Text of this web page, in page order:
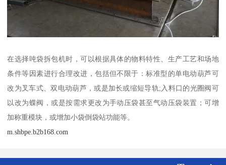
在选择吨袋拆包机时，可以根据具体的物料特性、生产工艺和场地
条件等因素进行合理改进，包括但不限于：标准型的单电动葫芦可
改为叉车式、双电动葫芦，或是加长或缩短导轨;入料口的光圈阀可
以改为蝶阀，或是按需求更改为手动压袋甚至气动压袋装置；可增
加称重模块，或增加小袋倒袋站功能等。
m.shbpe.b2b168.com